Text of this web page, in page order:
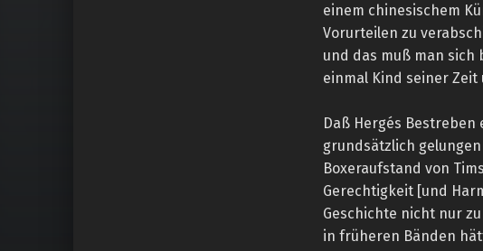
einem chinesischem
Vorurteilen zu
und das muß man sich
einmal Kind seiner
Daß Hergés
grundsätzlich
Boxeraufstand von
Gerechtigkeit [und
Geschichte nicht nur
in früheren Bänden